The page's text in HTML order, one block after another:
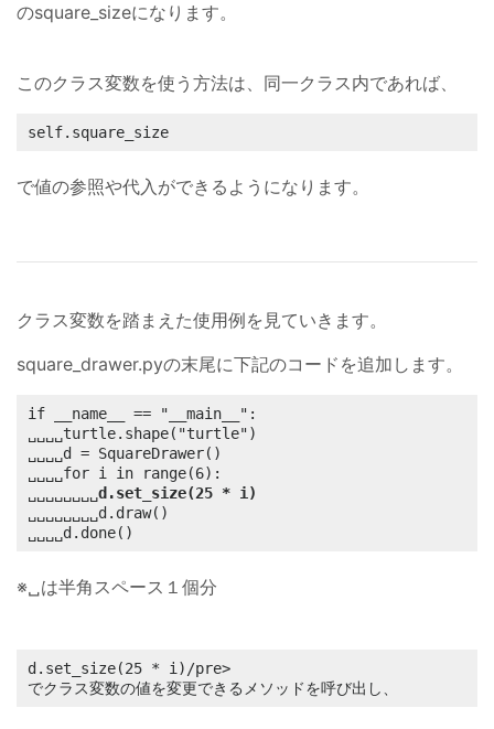
のsquare_sizeになります。
このクラス変数を使う方法は、同一クラス内であれば、
self.square_size
で値の参照や代入ができるようになります。
クラス変数を踏まえた使用例を見ていきます。
square_drawer.pyの末尾に下記のコードを追加します。
if __name__ == "__main__":
␣␣␣␣turtle.shape("turtle")
␣␣␣␣d = SquareDrawer()
␣␣␣␣for i in range(6):
d.set_size(25 * i)
␣␣␣␣␣␣␣␣d.draw()
␣␣␣␣d.done()
※␣は半角スペース１個分
d.set_size(25 * i)/pre>
でクラス変数の値を変更できるメソッドを呼び出し、